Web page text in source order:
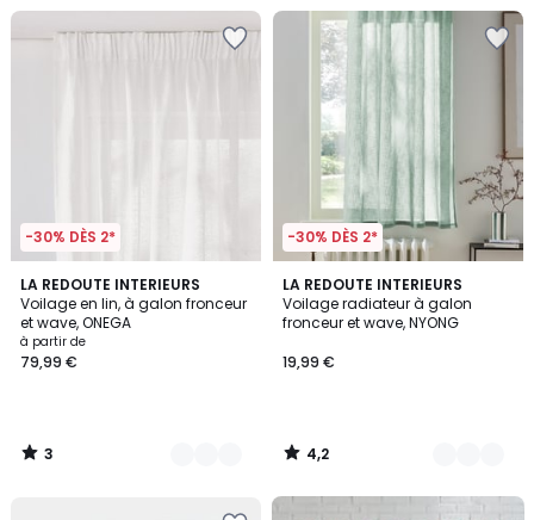
-30% DÈS 2*
LA REDOUTE INTERIEURS
Voilage en lin, à galon fronceur
et wave, ONEGA
à partir de
79,99 €
3
/
5
4
Couleurs
3
/
-30% DÈS 2*
LA REDOUTE INTERIEURS
Voilage radiateur à galon
fronceur et wave, NYONG
19,99 €
4,2
/ 5
5
Couleurs
4,2
/
FINAL